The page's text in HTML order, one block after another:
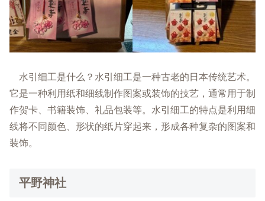
水引细工是什么？水引细工是一种古老的日本传统艺术。
它是一种利用纸和细线制作图案或装饰的技艺，通常用于制
作贺卡、书籍装饰、礼品包装等。水引细工的特点是利用细
线将不同颜色、形状的纸片穿起来，形成各种复杂的图案和
装饰。
平野神社